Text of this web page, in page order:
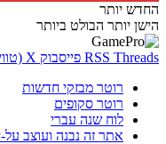
יותר
יותר הבולט ביותר
RSS פייסבוק X (טוויטר)
רוטר מבזקי חדשות
רוטר סקופים
לוח שנה עברי
אתר זה נבנה ועוצב על-ידי